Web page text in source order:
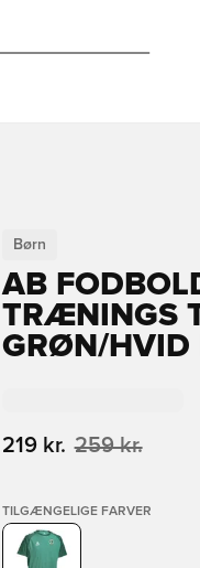
Børn
AB
TRÆNINGS
GRØN/HVID
219 kr. 259 kr.
TILGÆNGELIGE FARVER